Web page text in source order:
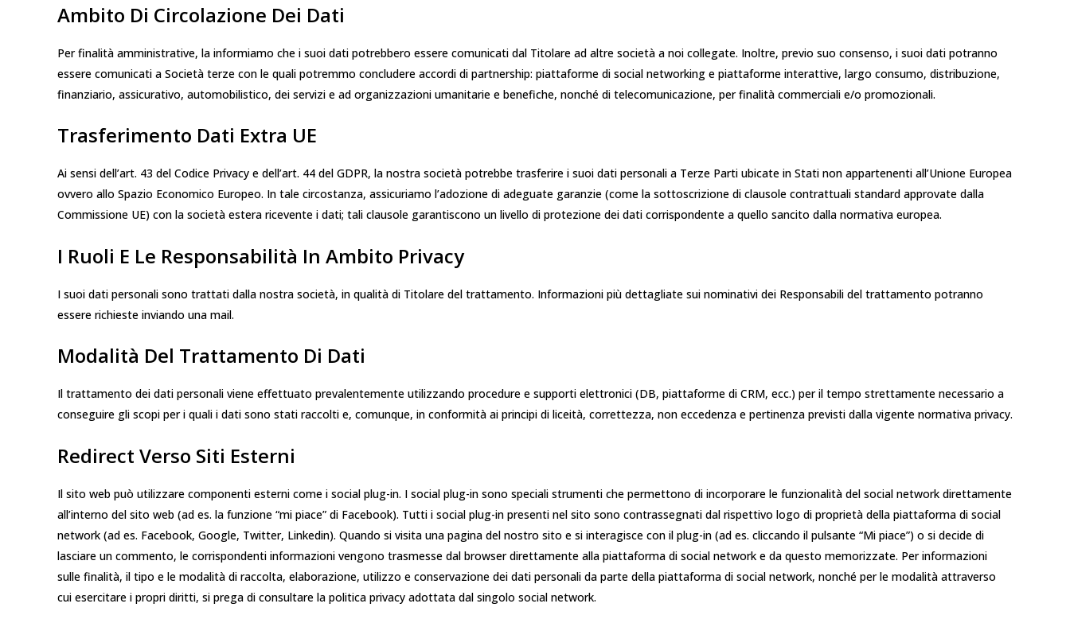
Ambito Di Circolazione Dei Dati
Per finalità amministrative, la informiamo che i suoi dati potrebbero essere comunicati dal Titolare ad altre società a noi collegate. Inoltre, previo suo consenso, i suoi dati potranno
essere comunicati a Società terze con le quali potremmo concludere accordi di partnership: piattaforme di social networking e piattaforme interattive, largo consumo, distribuzione,
finanziario, assicurativo, automobilistico, dei servizi e ad organizzazioni umanitarie e benefiche, nonché di telecomunicazione, per finalità commerciali e/o promozionali.
Trasferimento Dati Extra UE
Ai sensi dell’art. 43 del Codice Privacy e dell’art. 44 del GDPR, la nostra società potrebbe trasferire i suoi dati personali a Terze Parti ubicate in Stati non appartenenti all’Unione Europea
ovvero allo Spazio Economico Europeo. In tale circostanza, assicuriamo l’adozione di adeguate garanzie (come la sottoscrizione di clausole contrattuali standard approvate dalla
Commissione UE) con la società estera ricevente i dati; tali clausole garantiscono un livello di protezione dei dati corrispondente a quello sancito dalla normativa europea.
I Ruoli E Le Responsabilità In Ambito Privacy
I suoi dati personali sono trattati dalla nostra società, in qualità di Titolare del trattamento. Informazioni più dettagliate sui nominativi dei Responsabili del trattamento potranno
essere richieste inviando una mail.
Modalità Del Trattamento Di Dati
Il trattamento dei dati personali viene effettuato prevalentemente utilizzando procedure e supporti elettronici (DB, piattaforme di CRM, ecc.) per il tempo strettamente necessario a
conseguire gli scopi per i quali i dati sono stati raccolti e, comunque, in conformità ai principi di liceità, correttezza, non eccedenza e pertinenza previsti dalla vigente normativa privacy.
Redirect Verso Siti Esterni
Il sito web può utilizzare componenti esterni come i social plug-in. I social plug-in sono speciali strumenti che permettono di incorporare le funzionalità del social network direttamente
all’interno del sito web (ad es. la funzione “mi piace” di Facebook). Tutti i social plug-in presenti nel sito sono contrassegnati dal rispettivo logo di proprietà della piattaforma di social
network (ad es. Facebook, Google, Twitter, Linkedin). Quando si visita una pagina del nostro sito e si interagisce con il plug-in (ad es. cliccando il pulsante “Mi piace”) o si decide di
lasciare un commento, le corrispondenti informazioni vengono trasmesse dal browser direttamente alla piattaforma di social network e da questo memorizzate. Per informazioni
sulle finalità, il tipo e le modalità di raccolta, elaborazione, utilizzo e conservazione dei dati personali da parte della piattaforma di social network, nonché per le modalità attraverso
cui esercitare i propri diritti, si prega di consultare la politica privacy adottata dal singolo social network.